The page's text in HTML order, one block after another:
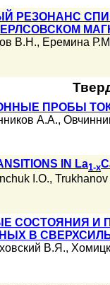
РЕЗОНАНС
В.Н., Еремина
ПРОБЫ
А.А.,
IN La1-x
I.O., Trukhanov
СОСТОЯНИЯ И
В
В.Я.,